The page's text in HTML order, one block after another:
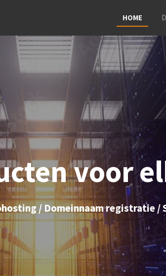
HOME
voor
/ Domeinnaam registratie /